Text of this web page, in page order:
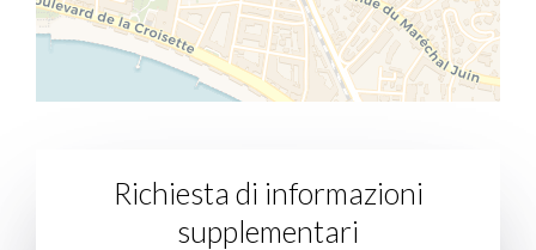
Richiesta di informazioni
supplementari